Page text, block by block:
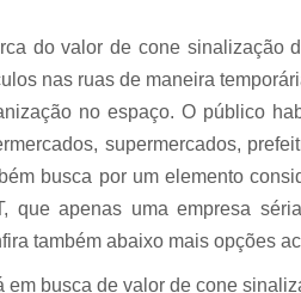
do valor de cone sinalização
nas ruas de maneira
no espaço. O público
supermercados,
busca por um elemento
que apenas uma empresa
também abaixo mais opções
em busca de valor de cone